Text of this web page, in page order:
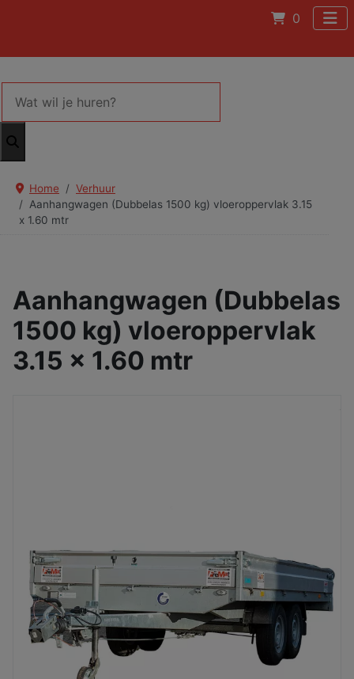
0
Home
Verhuur
Aanhangwagen (Dubbelas 1500 kg) vloeroppervlak 3.15
x 1.60 mtr
Aanhangwagen (Dubbelas
1500 kg) vloeroppervlak
3.15 x 1.60 mtr